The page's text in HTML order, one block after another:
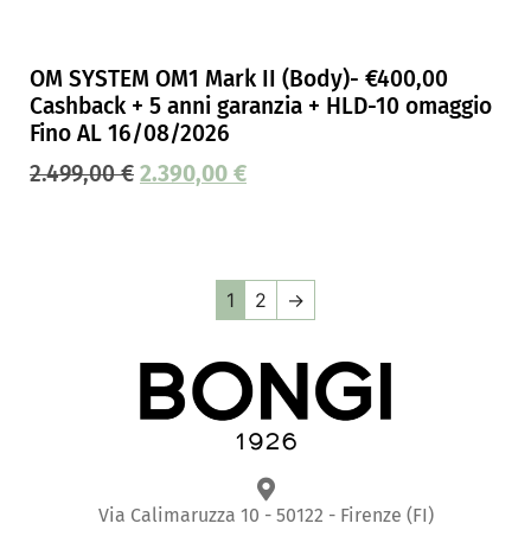
OM SYSTEM OM1 Mark II (Body)- €400,00
Cashback + 5 anni garanzia + HLD-10 omaggio
Fino AL 16/08/2026
2.499,00€ 2.390,00 €
1 2 →
Via Calimaruzza 10 - 50122 - Firenze (FI)